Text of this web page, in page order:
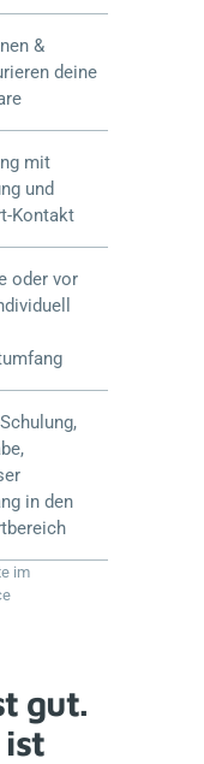
&
deine
mit
und
Kontakt
oder vor
in den
im
gut.
ist